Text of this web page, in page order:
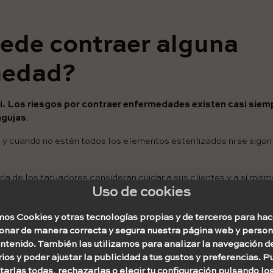
contraer alguna
Los riesgos por contraer enfermedades existen casi
y cuando no estén todos los elementos esterilizados ni se
de los tatuadores consideran cuidar a sus clientes y a sí
zonas a trabajar, aunque hay que estar atentos y alertas
que todo esté en condiciones.
puedes entrar a nuestra notaTatuajes no regulados.
que pueden transmitirse son Hepatitis B, Hepatitis C,
Uso de cookies
Cookies y otras tecnologías propias y de terceros para
de manera correcta y segura nuestra página web y
También las utilizamos para analizar la navegación
y poder ajustar la publicidad a tus gustos y preferencias.
todas, rechazarlas o elegir tu configuración pulsando